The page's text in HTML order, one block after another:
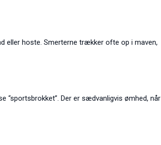
eller hoste. Smerterne trækker ofte op i maven,
“sportsbrokket”. Der er sædvanligvis ømhed, når